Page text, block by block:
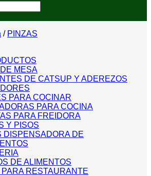
/ PINZAS
MESA
DE CATSUP Y ADEREZOS
PARA COCINAR
PARA COCINA
PARA FREIDORA
Y PISOS
DISPENSADORA DE
DE ALIMENTOS
RESTAURANTE